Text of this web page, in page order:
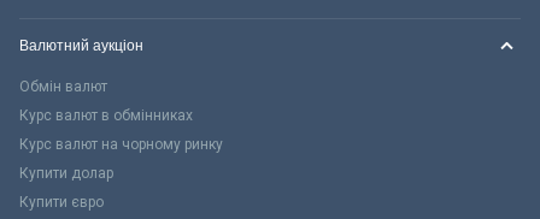
Валютний аукціон
Обмін валют
Курс валют в обмінниках
Курс валют на чорному ринку
Купити долар
Купити євро